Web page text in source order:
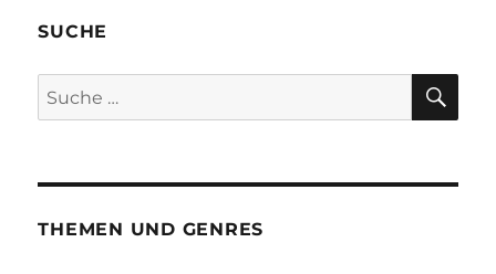
SUCHE
Suche
nach:
THEMEN UND GENRES